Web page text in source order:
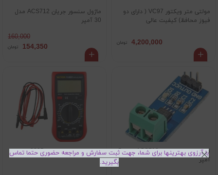
مولتی متر ویکتور VC97 ( دارای دو
فیوز محافظ) کیفیت عالی
4,200,000 تومان
ماژول سنسور جریان ACS712 مدل
30 آمپر
160,000
154,350 تومان
ماژول سنسور جریان ACS712 مدل 5
آمپر
مولتی متر ویرون مدل 9205
با آرزوی بهترینها برای شما، جهت ثبت سفارش و مراجعه حضوری حتما تماس
بگیرید.